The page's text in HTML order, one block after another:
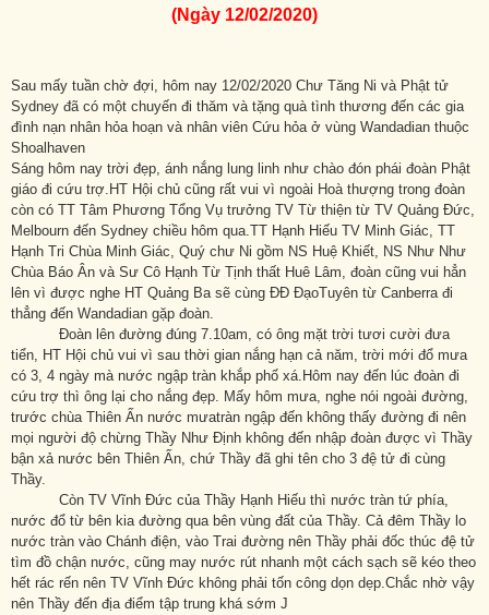
(Ngày 12/02/2020)
Sau mấy tuần chờ đợi, hôm nay 12/02/2020 Chư Tăng Ni và Phật tử
Sydney đã có một chuyến đi thăm và tặng quà tình thương đến các gia
đình nạn nhân hỏa hoạn và nhân viên Cứu hỏa ở vùng Wandadian thuộc
Shoalhaven
Sáng hôm nay trời đẹp, ánh nắng lung linh như chào đón phái đoàn Phật
giáo đi cứu trợ.HT Hội chủ cũng rất vui vì ngoài Hoà thượng trong đoàn
còn có TT Tâm Phương Tổng Vụ trưởng TV Từ thiện từ TV Quảng Đức,
Melbourn đến Sydney chiều hôm qua.TT Hạnh Hiếu TV Minh Giác, TT
Hạnh Tri Chùa Minh Giác, Quý chư Ni gồm NS Huệ Khiết, NS Như Như
Chùa Báo Ân và Sư Cô Hạnh Từ Tịnh thất Huê Lâm, đoàn cũng vui hẳn
lên vì được nghe HT Quảng Ba sẽ cùng ĐĐ ĐạoTuyên từ Canberra đi
thẳng đến Wandadian gặp đoàn.
Đoàn lên đường đúng 7.10am, có ông mặt trời tươi cười đưa
tiển, HT Hội chủ vui vì sau thời gian nắng hạn cả năm, trời mới đổ mưa
có 3, 4 ngày mà nước ngập tràn khắp phố xá.Hôm nay đến lúc đoàn đi
cứu trợ thì ông lại cho nắng đẹp. Mấy hôm mưa, nghe nói ngoài đường,
trước chùa Thiên Ấn nước mưatràn ngập đến không thấy đường đi nên
mọi người độ chừng Thầy Như Định không đến nhập đoàn được vì Thầy
bận xả nước bên Thiên Ấn, chứ Thầy đã ghi tên cho 3 đệ tử đi cùng
Thầy.
Còn TV Vĩnh Đức của Thầy Hạnh Hiếu thì nước tràn tứ phía,
nước đổ từ bên kia đường qua bên vùng đất của Thầy. Cả đêm Thầy lo
nước tràn vào Chánh điện, vào Trai đường nên Thầy phải đốc thúc đệ tử
tìm đồ chận nước, cũng may nước rút nhanh một cách sạch sẽ kéo theo
hết rác rến nên TV Vĩnh Đức không phải tốn công dọn dẹp.Chắc nhờ vậy
nên Thầy đến địa điểm tập trung khá sớm J